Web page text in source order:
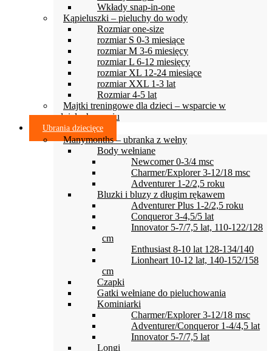
Wkłady snap-in-one
Kąpieluszki – pieluchy do wody
Rozmiar one-size
rozmiar S 0-3 miesiące
rozmiar M 3-6 miesięcy
rozmiar L 6-12 miesięcy
rozmiar XL 12-24 miesiące
rozmiar XXL 1-3 lat
Rozmiar 4-5 lat
Majtki treningowe dla dzieci – wsparcie w
odpieluchowaniu
Ubrania dziecięce
Manymonths – ubranka z wełny
Body wełniane
Newcomer 0-3/4 msc
Charmer/Explorer 3-12/18 msc
Adventurer 1-2/2,5 roku
Bluzki i bluzy z długim rękawem
Adventurer Plus 1-2/2,5 roku
Conqueror 3-4,5/5 lat
Innovator 5-7/7,5 lat, 110-122/128
cm
Enthusiast 8-10 lat 128-134/140
Lionheart 10-12 lat, 140-152/158
cm
Czapki
Gatki wełniane do pieluchowania
Kominiarki
Charmer/Explorer 3-12/18 msc
Adventurer/Conqueror 1-4/4,5 lat
Innovator 5-7/7,5 lat
Longi